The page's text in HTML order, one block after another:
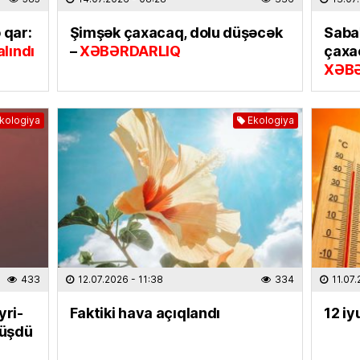
Yağış
DÜNYA
İki
olundu
ELM VƏ
qar:
Şimşək çaxacaq, dolu düşəcək
–XƏBƏRDARLIQ
433
Ekologiya
12.07.2026 - 11:38 334
Faktiki hava açıqlandı 12